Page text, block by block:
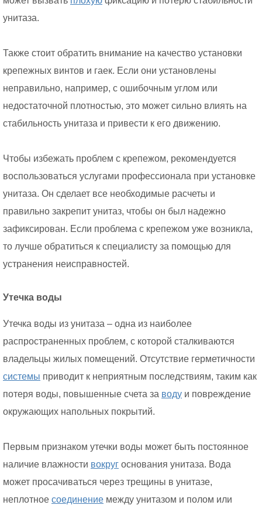
унитаза.
Также стоит обратить внимание на качество установки
крепежных винтов и гаек. Если они установлены
неправильно, например, с ошибочным углом или
недостаточной плотностью, это может сильно влиять на
стабильность унитаза и привести к его движению.
Чтобы избежать проблем с крепежом, рекомендуется
воспользоваться услугами профессионала при установке
унитаза. Он сделает все необходимые расчеты и
правильно закрепит унитаз, чтобы он был надежно
зафиксирован. Если проблема с крепежом уже возникла,
то лучше обратиться к специалисту за помощью для
устранения неисправностей.
Утечка воды
Утечка воды из унитаза – одна из наиболее
распространенных проблем, с которой сталкиваются
владельцы жилых помещений. Отсутствие герметичности
системы приводит к неприятным последствиям, таким как
потеря воды, повышенные счета за воду и повреждение
окружающих напольных покрытий.
Первым признаком утечки воды может быть постоянное
наличие влажности вокруг основания унитаза. Вода
может просачиваться через трещины в унитазе,
неплотное соединение между унитазом и полом или